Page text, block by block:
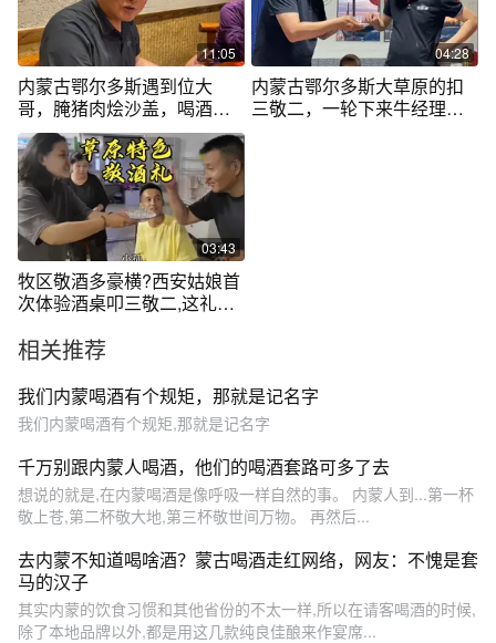
11:05
内蒙古鄂尔多斯遇到位大
哥，腌猪肉烩沙盖，喝酒是
扣三敬二总分总
04:28
内蒙古鄂尔多斯大草原的扣
三敬二，一轮下来牛经理呛
03:43
牧区敬酒多豪横?西安姑娘首
次体验酒桌叩三敬二,这礼仪
相关推荐
我们内蒙喝酒有个规矩，那就是记名字
我们内蒙喝酒有个规矩,那就是记名字
千万别跟内蒙人喝酒，他们的喝酒套路可多了去
想说的就是,在内蒙喝酒是像呼吸一样自然的事。 内蒙人到...第一杯
敬上苍,第二杯敬大地,第三杯敬世间万物。 再然后...
去内蒙不知道喝啥酒？蒙古喝酒走红网络，网友：不愧是套
马的汉子
其实内蒙的饮食习惯和其他省份的不太一样,所以在请客喝酒的时候,
除了本地品牌以外,都是用这几款纯良佳酿来作宴席...